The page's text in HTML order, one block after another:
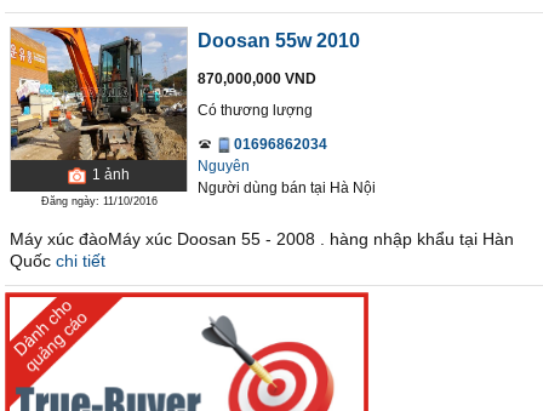
1 ảnh
Đăng ngày: 11/10/2016
Doosan 55w 2010
870,000,000 VND
Có thương lượng
01696862034
Nguyên
Người dùng bán tại Hà Nội
Máy xúc đàoMáy xúc Doosan 55 - 2008 . hàng nhập khẩu tại Hàn
Quốc chi tiết